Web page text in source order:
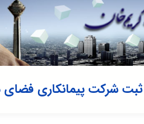
شرکت پیمانکاری فضای